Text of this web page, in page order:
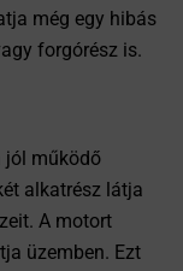
még egy hibás
forgórész is.
jól működő
alkatrész látja
A motort
üzemben. Ezt